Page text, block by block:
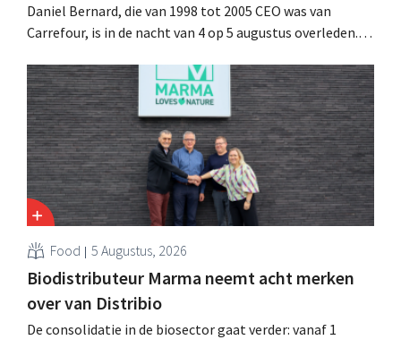
Daniel Bernard, die van 1998 tot 2005 CEO was van
Carrefour, is in de nacht van 4 op 5 augustus overleden.
retailer, realiseerde de fusie met Promodès en nam
toenmalig Belgisch marktleider GB over.
Food 5 Augustus, 2026
Biodistributeur Marma neemt acht merken
over van Distribio
De consolidatie in de biosector gaat verder: vanaf 1